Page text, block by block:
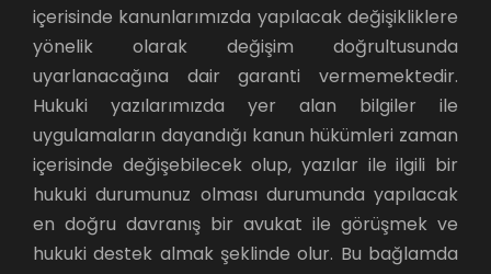
içerisinde kanunlarımızda yapılacak değişikliklere
yönelik olarak değişim doğrultusunda
uyarlanacağına dair garanti vermemektedir.
Hukuki yazılarımızda yer alan bilgiler ile
uygulamaların dayandığı kanun hükümleri zaman
içerisinde değişebilecek olup, yazılar ile ilgili bir
hukuki durumunuz olması durumunda yapılacak
en doğru davranış bir avukat ile görüşmek ve
hukuki destek almak şeklinde olur. Bu bağlamda